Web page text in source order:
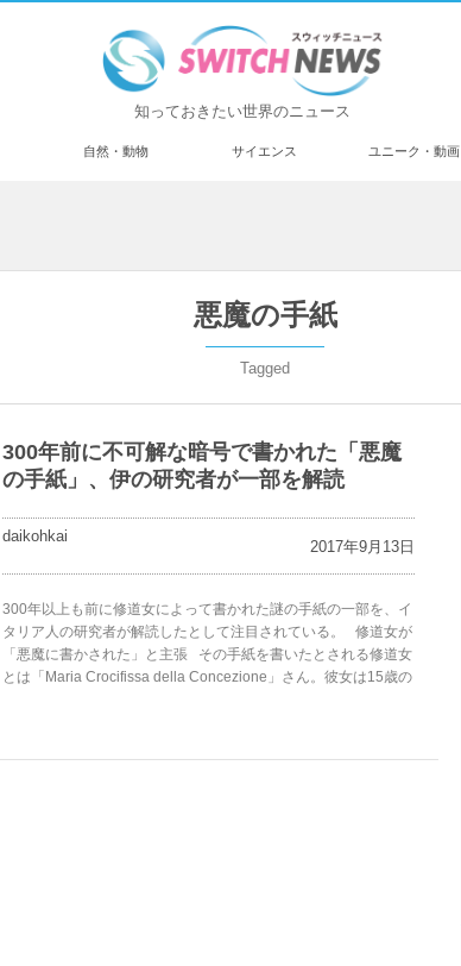
知っておきたい世界のニュース
自然・動物 サイエンス ユニーク・動画
悪魔の手紙
Tagged
300年前に不可解な暗号で書かれた「悪魔
の手紙」、伊の研究者が一部を解読
daikohkai
2017年9月13日
300年以上も前に修道女によって書かれた謎の手紙の一部を、イ
タリア人の研究者が解読したとして注目されている。 修道女が
「悪魔に書かされた」と主張 その手紙を書いたとされる修道女
とは「Maria Crocifissa della Concezione」さん。彼女は15歳の